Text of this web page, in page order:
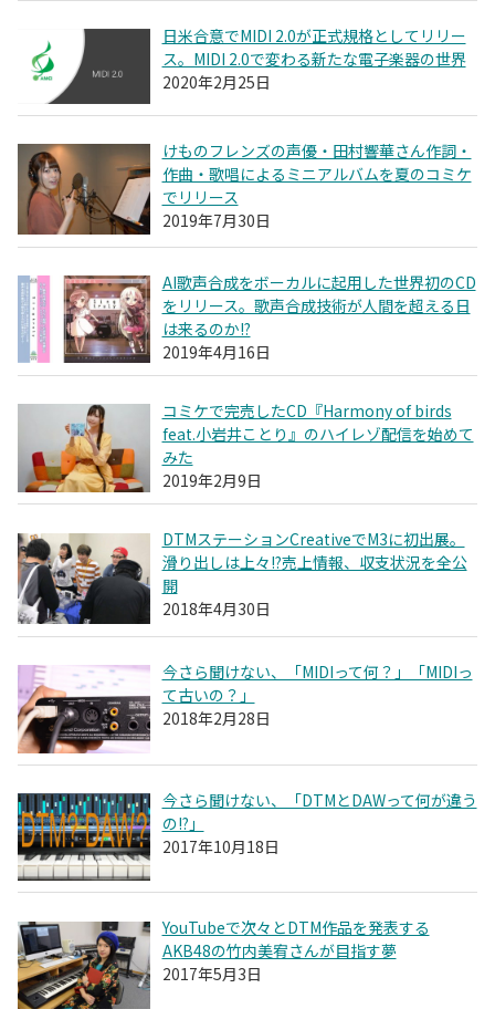
日米合意でMIDI 2.0が正式規格としてリリー
ス。MIDI 2.0で変わる新たな電子楽器の世界
2020年2月25日
けものフレンズの声優・田村響華さん作詞・
作曲・歌唱によるミニアルバムを夏のコミケ
でリリース
2019年7月30日
AI歌声合成をボーカルに起用した世界初のCD
をリリース。歌声合成技術が人間を超える日
は来るのか!?
2019年4月16日
コミケで完売したCD『Harmony of birds
feat.小岩井ことり』のハイレゾ配信を始めて
みた
2019年2月9日
DTMステーションCreativeでM3に初出展。
滑り出しは上々!?売上情報、収支状況を全公
開
2018年4月30日
今さら聞けない、「MIDIって何？」「MIDIっ
て古いの？」
2018年2月28日
今さら聞けない、「DTMとDAWって何が違う
の!?」
2017年10月18日
YouTubeで次々とDTM作品を発表する
AKB48の竹内美宥さんが目指す夢
2017年5月3日